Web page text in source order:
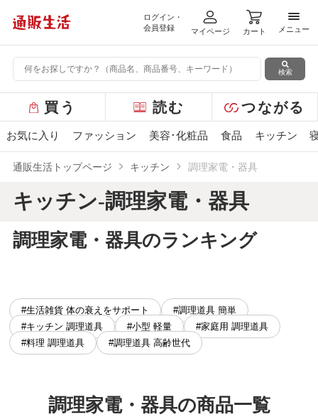
ログイン・
会員登録
マイページ カート
メニ
メニュー
検索
ー
バ
買う 読む つながる
お気に入り ファッション 美容･化粧品 食品 キッチン
通販生活トップページ キッチン 調理家電・器具
キッチン-調理家電・器具
調理家電・器具のランキング
#生活雑貨 体の衰えをサポート
#調理道具 簡単
#キッチン 調理道具
#小型 軽量
#家庭用 調理道具
#料理 調理道具
#調理道具 高齢世代
調理家電・器具の商品一覧